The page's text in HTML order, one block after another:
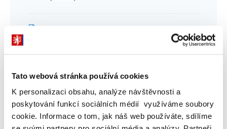
Tato webová stránka používá cookies
K personalizaci obsahu, analýze návštěvnosti a
poskytování funkcí sociálních médií využíváme soubory
cookie. Informace o tom, jak náš web používáte, sdílíme
2007
II. Informace o pokladním plnění
státního rozpočtu ČR za 1. čtvrtletí
2007